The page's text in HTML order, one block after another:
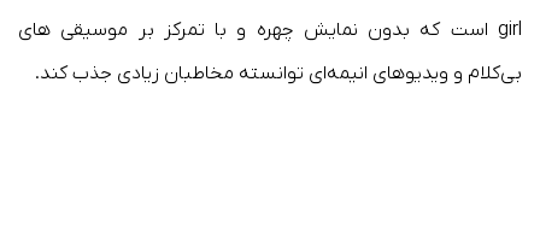
girl است که بدون نمایش چهره و با تمرکز بر موسیقی ‌های
بی‌کلام و ویدیوهای انیمه‌ای توانسته مخاطبان زیادی جذب کند.